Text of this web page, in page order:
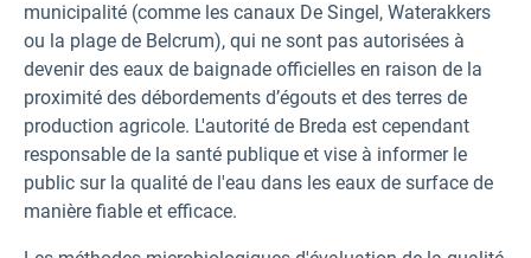
municipalité (comme les canaux De Singel, Waterakkers
ou la plage de Belcrum), qui ne sont pas autorisées à
devenir des eaux de baignade officielles en raison de la
proximité des débordements d’égouts et des terres de
production agricole. L'autorité de Breda est cependant
responsable de la santé publique et vise à informer le
public sur la qualité de l'eau dans les eaux de surface de
manière fiable et efficace.